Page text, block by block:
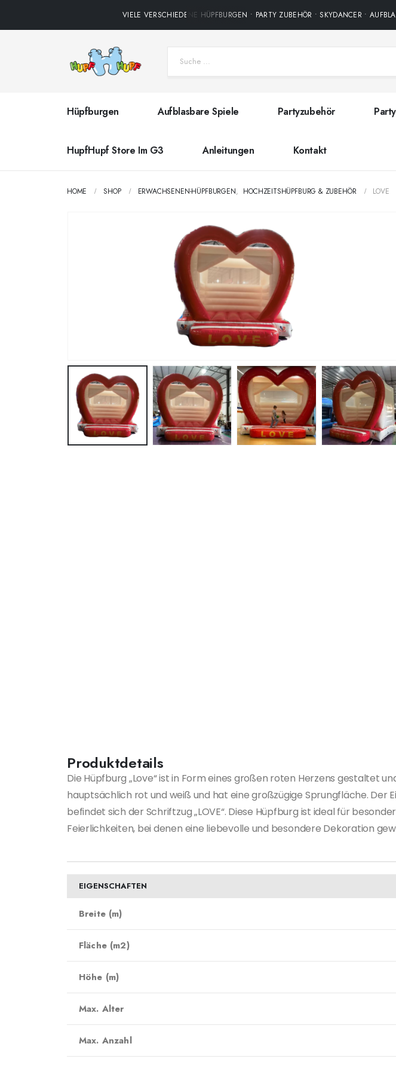
VIELE VERSCHIEDENE HÜPFBURGEN • PARTY ZUBEHÖR • SKYDANCER •
Hüpfburgen Aufblasbare Spiele Partyzubehör
HupfHupf Store Im G3 Anleitungen Kontakt
HOME SHOP ERWACHSENEN-HÜPFBURGEN, HOCHZEITSHÜPFBURG & ZUBEHÖR LOVE
Produktdetails
Die Hüpfburg „Love“ ist in Form eines großen roten Herzens gestaltet
hauptsächlich rot und weiß und hat eine großzügige Sprungfläche. Der
befindet sich der Schriftzug „LOVE“. Diese Hüpfburg ist ideal für
Feierlichkeiten, bei denen eine liebevolle und besondere Dekoration
EIGENSCHAFTEN
Breite (m)
Fläche (m2)
Höhe (m)
Max. Alter
Max. Anzahl